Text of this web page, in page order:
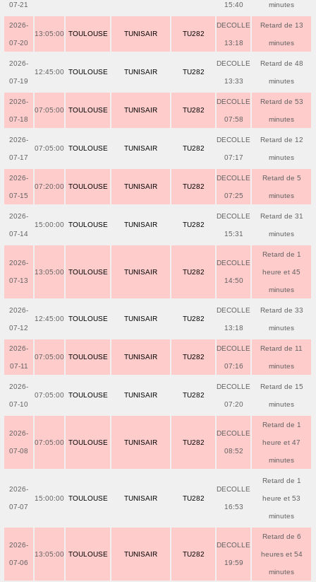
07-21 15:40 minutes
2026-
07-20
13:05:00 TOULOUSE TUNISAIR TU282
DECOLLE
13:18
Retard de 13
minutes
2026-
07-19
12:45:00 TOULOUSE TUNISAIR TU282
DECOLLE
13:33
Retard de 48
minutes
2026-
07-18
07:05:00 TOULOUSE TUNISAIR TU282
DECOLLE
07:58
Retard de 53
minutes
2026-
07-17
07:05:00 TOULOUSE TUNISAIR TU282
DECOLLE
07:17
Retard de 12
minutes
2026-
07-15
07:20:00 TOULOUSE TUNISAIR TU282
DECOLLE
07:25
Retard de 5
minutes
2026-
07-14
15:00:00 TOULOUSE TUNISAIR TU282
DECOLLE
15:31
Retard de 31
minutes
2026-
07-13
13:05:00 TOULOUSE TUNISAIR TU282
DECOLLE
14:50
Retard de 1
heure et 45
minutes
2026-
07-12
12:45:00 TOULOUSE TUNISAIR TU282
DECOLLE
13:18
Retard de 33
minutes
2026-
07-11
07:05:00 TOULOUSE TUNISAIR TU282
DECOLLE
07:16
Retard de 11
minutes
2026-
07-10
07:05:00 TOULOUSE TUNISAIR TU282
DECOLLE
07:20
Retard de 15
minutes
2026-
07-08
07:05:00 TOULOUSE TUNISAIR TU282
DECOLLE
08:52
Retard de 1
heure et 47
minutes
2026-
07-07
15:00:00 TOULOUSE TUNISAIR TU282
DECOLLE
16:53
Retard de 1
heure et 53
minutes
2026-
07-06
13:05:00 TOULOUSE TUNISAIR TU282
DECOLLE
19:59
Retard de 6
heures et 54
minutes